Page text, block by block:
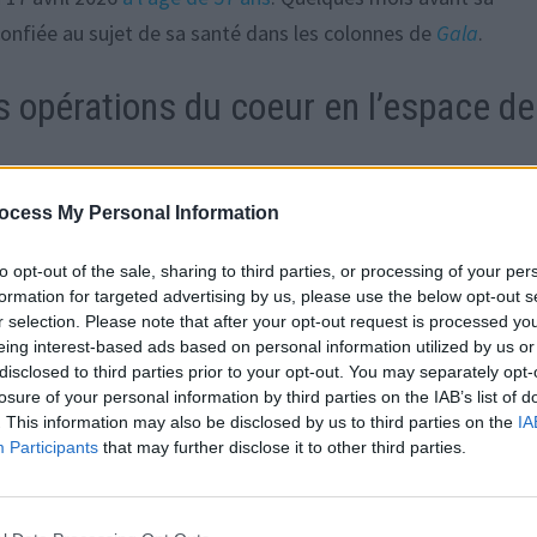
My Personal Information
opt-out of the sale, sharing to third parties, or processing of your
for targeted advertising by us, please use the below opt-out
selection. Please note that after your opt-out request is processed
interest-based ads based on personal information utilized by us
to third parties prior to your opt-out. You may separately
of your personal information by third parties on the IAB’s list of
This information may also be disclosed by us to third parties on the
Participants that may further disclose it to other third parties.
au sujet de sa santé dans les colonnes de Gala.
du coeur en l’espace de
cerveau. À cause d’un anévrisme loin d’être petit. Une
Et en quatre ans, j’ai subi trois opérations du coeur.
question. Et où tu comprends qu’il faut vivre cette vie
mois de janvier 2026.
obstacles, il s’agit de se relever en en tirant les leçons.
est simple la mission. Mais c’est un travail de toute
Nadia Farès avait aussi été interrogée sur son